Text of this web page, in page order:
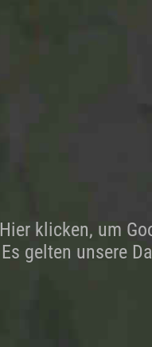
Hier klicken, um
Es gelten unsere